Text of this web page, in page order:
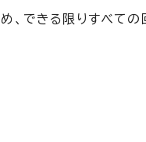
、できる限りすべて